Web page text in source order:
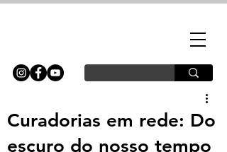
Curadorias em rede: Do
escuro do nosso tempo